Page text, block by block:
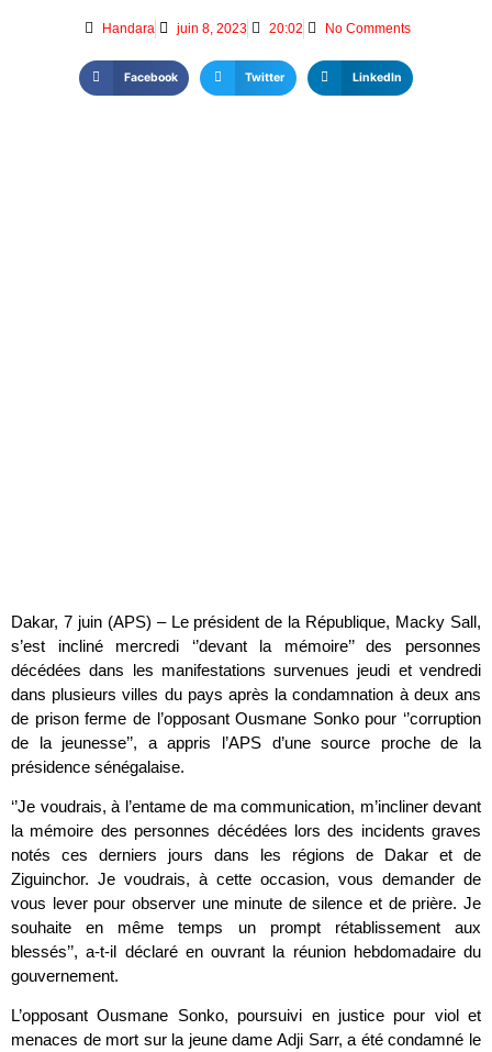
Handara juin 8, 2023 20:02 No Comments
Facebook Twitter LinkedIn
Dakar, 7 juin (APS) – Le président de la République, Macky Sall,
s’est incliné mercredi ‘’devant la mémoire’’ des personnes
décédées dans les manifestations survenues jeudi et vendredi
dans plusieurs villes du pays après la condamnation à deux ans
de prison ferme de l’opposant Ousmane Sonko pour ‘’corruption
de la jeunesse’’, a appris l’APS d’une source proche de la
présidence sénégalaise.
‘’Je voudrais, à l’entame de ma communication, m’incliner devant
la mémoire des personnes décédées lors des incidents graves
notés ces derniers jours dans les régions de Dakar et de
Ziguinchor. Je voudrais, à cette occasion, vous demander de
vous lever pour observer une minute de silence et de prière. Je
souhaite en même temps un prompt rétablissement aux
blessés’’, a-t-il déclaré en ouvrant la réunion hebdomadaire du
gouvernement.
L’opposant Ousmane Sonko, poursuivi en justice pour viol et
menaces de mort sur la jeune dame Adji Sarr, a été condamné le